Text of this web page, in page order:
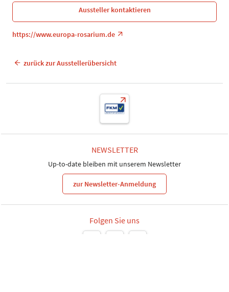
Aussteller kontaktieren
https://www.europa-rosarium.de
zurück zur Ausstellerübersicht
NEWSLETTER
Up-to-date bleiben mit unserem Newsletter
zur Newsletter-Anmeldung
Folgen Sie uns